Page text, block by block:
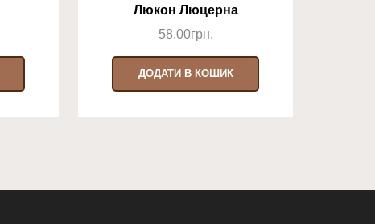
Люкон Люцерна
58.00грн.
ДОДАТИ В КОШИК